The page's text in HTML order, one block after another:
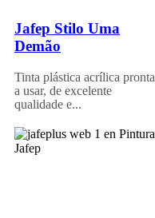
Jafep Stilo Uma
Demão
Tinta plástica acrílica pronta
a usar, de excelente
qualidade e...